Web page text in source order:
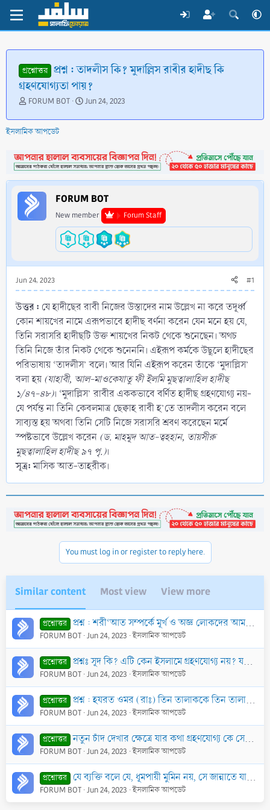
প্রশ্নোত্তর প্রশ্ন : তাদলীস কি? মুদাল্লিস রাবীর হাদীছ কি
গ্রহণযোগ্যতা পায়?
T
r
e
d
s
t
a
r
t
FORUM BOT
S
a
d
a
t
e
Jun 24, 2023
ইসলামিক আপডেট
FORUM BOT
New member Forum Staff
Jun 24, 2023 #1
উত্তর : যে হাদীছের রাবী নিজের উস্তাদের নাম উল্লেখ না করে তদূর্ধ্ব
কোন শায়খের নামে এরূপভাবে হাদীছ বর্ণনা করেন যেন মনে হয় যে,
তিনি সরাসরি হাদীছটি উক্ত শায়খের নিকট থেকে শুনেছেন। অথচ
তিনি নিজে তাঁর নিকট থেকে শুনেননি। এইরূপ কর্মকে উছূলে হাদীছের
পরিভাষায় ‘তাদলীস’ বলে। আর যিনি এইরূপ করেন তাঁকে ‘মুদাল্লিস’
বলা হয় (যাহাবী, আল-মাওকেযাতু ফী ইলমি মুছত্বালাহিল হাদীছ
১/৪৭-৪৮)। ‘মুদাল্লিস’ রাবীর এককভাবে বর্ণিত হাদীছ গ্রহণযোগ্য নয়-
যে পর্যন্ত না তিনি কেবলমাত্র ছেক্বাহ রাবী হ’তে তাদলীস করেন বলে
সাব্যস্ত হয় অথবা তিনি সেটি নিজে সরাসরি শ্রবণ করেছেন মর্মে
স্পষ্টভাবে উল্লেখ করেন (ড. মাহমূদ আত-ত্বহহান, তায়সীরু
মুছত্বালাহিল হাদীছ ৯৭ পৃ.)।
সূত্র:মাসিক আত-তাহরীক।
You must log in or register to reply here.
Similar content Most view View more
প্রশ্নোত্তর প্রশ্ন : শরী‘আত সম্পর্কে মূর্খ ও অজ্ঞ লোকদের আমল আল্লাহর নিকটে গ্রহণযোগ্য হয় কি?
FORUM BOT Jun 24, 2023 ইসলামিক আপডেট
প্রশ্নোত্তর প্রশ্নঃ সূদ কি? এটি কেন ইসলামে গ্রহণযোগ্য নয়? যদিও আপাত দৃষ্টিতে কল্যাণকর।
FORUM BOT Jun 24, 2023 ইসলামিক আপডেট
প্রশ্নোত্তর প্রশ্ন : হযরত ওমর (রাঃ) তিন তালাককে তিন তালাক হিসাবে গণ্য করেছেন। এটি রাসূল (ছাঃ)-এর ফয়ছালার খেলাফ নয় কি? তার এরূপ ফয়ছালা যদি সেসময় গ্রহণযোগ্য হয়, তাহ
FORUM BOT Jun 24, 2023 ইসলামিক আপডেট
প্রশ্নোত্তর নতুন চাঁদ দেখার ক্ষেত্রে যার কথা গ্রহণযোগ্য কে সেই আদল ব্যক্তি
FORUM BOT Jun 24, 2023 ইসলামিক আপডেট
প্রশ্নোত্তর যে ব্যক্তি বলে যে, ধূমপায়ী মুমিন নয়, সে জান্নাতে যাবে না এবং তার সাক্ষ্য গ্রহণযোগ্য হবে না, তার হুকুম কি?
FORUM BOT Jun 24, 2023 ইসলামিক আপডেট